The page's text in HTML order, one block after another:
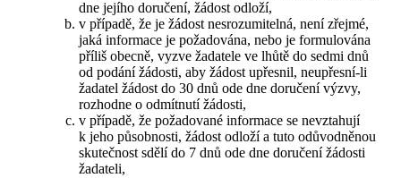
dne jejího doručení, žádost odloží,
v případě, že je žádost nesrozumitelná, není zřejmé,
jaká informace je požadována, nebo je formulována
příliš obecně, vyzve žadatele ve lhůtě do sedmi dnů
od podání žádosti, aby žádost upřesnil, neupřesní-li
žadatel žádost do 30 dnů ode dne doručení výzvy,
rozhodne o odmítnutí žádosti,
v případě, že požadované informace se nevztahují
k jeho působnosti, žádost odloží a tuto odůvodněnou
skutečnost sdělí do 7 dnů ode dne doručení žádosti
žadateli,